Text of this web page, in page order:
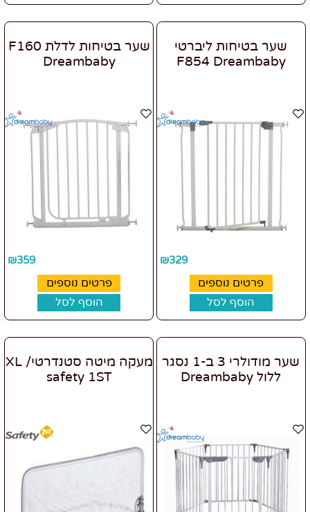
שער בטיחות ליברטי
F854 Dreambaby
₪329
פרטים נוספים
הוסף לסל
שער בטיחות לדלת F160
Dreambaby
₪359
פרטים נוספים
הוסף לסל
שער מודולרי 3 ב-1 נסגר
ללול Dreambaby
מעקה מיטה סטנדרטי/ XL
safety 1ST